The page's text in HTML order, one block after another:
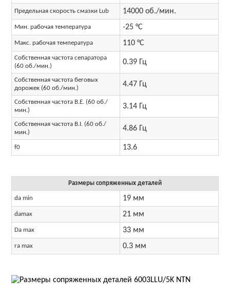
Предельная скорость смазки Lub 14000 об./мин.
Мин. рабочая температура -25 °C
Макс. рабочая температура 110 °C
Собственная частота сепаратора
(60 об./мин.)
0.39 Гц
Собственная частота беговых
дорожек (60 об./мин.)
4.47 Гц
Собственная частота B.E. (60 об./
мин.)
3.14 Гц
Собственная частота B.I. (60 об./
мин.)
4.86 Гц
f0 13.6
Размеры сопряженных деталей
da min 19 мм
damax 21 мм
Da max 33 мм
ra max 0.3 мм